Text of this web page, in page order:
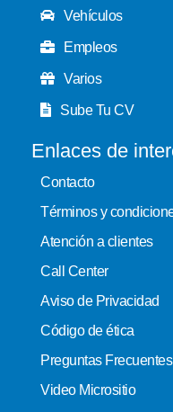
Vehículos
Empleos
Varios
Sube Tu CV
Enlaces de
Contacto
Términos y
Atención a clientes
Call Center
Aviso de Privacidad
Código de ética
Preguntas Frecuentes
Video Micrositio